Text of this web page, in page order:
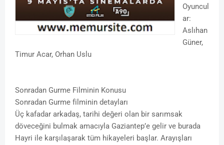
Oyuncul
ar:
Aslıhan
Güner,
Timur Acar, Orhan Uslu
Sonradan Gurme Filminin Konusu
Sonradan Gurme filminin detayları
Üç kafadar arkadaş, tarihi değeri olan bir sarımsak
döveceğini bulmak amacıyla Gaziantep’e gelir ve burada
Hayri ile karşılaşarak tüm hikayeleri başlar. Arayışları